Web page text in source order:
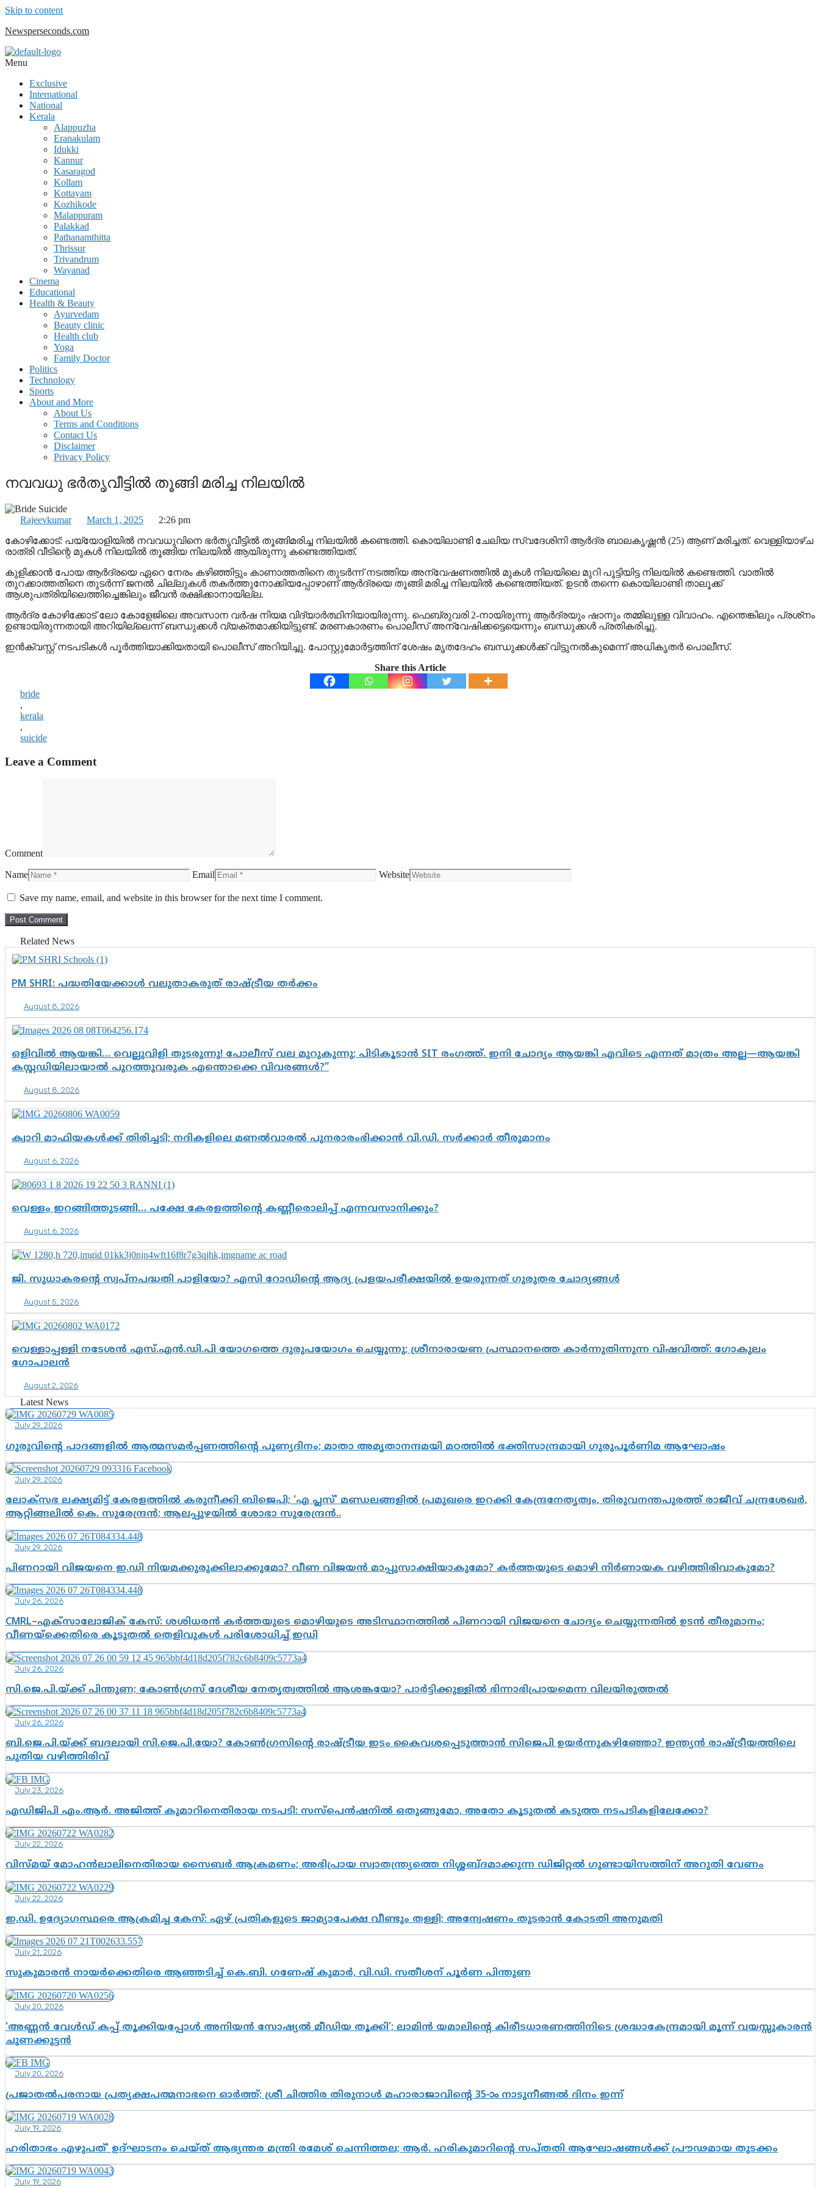
Skip to content
Newsperseconds.com
Menu
Exclusive
International
National
Kerala
Alappuzha
Eranakulam
Idukki
Kannur
Kasaragod
Kollam
Kottayam
Kozhikode
Malappuram
Palakkad
Pathanamthitta
Thrissur
Trivandrum
Wayanad
Cinema
Educational
Health & Beauty
Ayurvedam
Beauty clinic
Health club
Yoga
Family Doctor
Politics
Technology
Sports
About and More
About Us
Terms and Conditions
Contact Us
Disclaimer
Privacy Policy
നവവധു ഭർതൃവീട്ടിൽ തൂങ്ങി മരിച്ച നിലയിൽ
Rajeevkumar March 1, 2025
2:26 pm
കോഴിക്കോട്: പയ്യോളിയിൽ നവവധുവിനെ ഭർതൃവീട്ടിൽ തൂങ്ങിമരിച്ച നിലയിൽ കണ്ടെത്തി. കൊയിലാണ്ടി ചേലിയ സ്വദേശിനി ആർദ്ര ബാലകൃഷ്ണൻ (25) ആണ് മരിച്ചത്. വെള്ളിയാഴ്ച
രാത്രി വീടിന്റെ മുകൾ നിലയിൽ തൂങ്ങിയ നിലയിൽ ആയിരുന്നു കണ്ടെത്തിയത്.
കുളിക്കാന്‍ പോയ ആര്‍ദ്രയെ ഏറെ നേരം കഴിഞ്ഞിട്ടും കാണാത്തതിനെ തുടര്‍ന്ന് നടത്തിയ അന്വേഷണത്തില്‍ മുകള്‍ നിലയിലെ മുറി പൂട്ടിയിട്ട നിലയില്‍ കണ്ടെത്തി. വാതിൽ
തുറക്കാത്തതിനെ തുടർന്ന് ജനൽ ചില്ലുകൾ തകർത്തുനോക്കിയപ്പോഴാണ് ആർദ്രയെ തൂങ്ങി മരിച്ച നിലയിൽ കണ്ടെത്തിയത്. ഉടൻ തന്നെ കൊയിലാണ്ടി താലൂക്ക്
ആശുപത്രിയിലെത്തിച്ചെങ്കിലും ജീവൻ രക്ഷിക്കാനായില്ല.
ആർദ്ര കോഴിക്കോട് ലോ കോളേജിലെ അവസാന വർഷ നിയമ വിദ്യാർത്ഥിനിയായിരുന്നു. ഫെബ്രുവരി 2-നായിരുന്നു ആർദ്രയും ഷാനും തമ്മിലുള്ള വിവാഹം. എന്തെങ്കിലും പ്രശ്‌നം
ഉണ്ടായിരുന്നതായി അറിയില്ലെന്ന് ബന്ധുക്കൾ വ്യക്തമാക്കിയിട്ടുണ്ട്. മരണകാരണം പൊലീസ് അന്വേഷിക്കട്ടെയെന്നും ബന്ധുക്കള്‍ പ്രതികരിച്ചു.
ഇൻക്വസ്റ്റ് നടപടികൾ പൂർത്തിയാക്കിയതായി പൊലീസ് അറിയിച്ചു. പോസ്റ്റുമോർട്ടത്തിന് ശേഷം മൃതദേഹം ബന്ധുക്കൾക്ക് വിട്ടുനൽകുമെന്ന് അധികൃതർ പൊലീസ്.
Share this Article
bride
,
kerala
,
suicide
Leave a Comment
Comment
Name Email Website
Save my name, email, and website in this browser for the next time I comment.
Related News
PM SHRI: പദ്ധതിയേക്കാൾ വലുതാകരുത് രാഷ്ട്രീയ തർക്കം
August 8, 2026
ഒളിവിൽ ആയങ്കി… വെല്ലുവിളി തുടരുന്നു! പോലീസ് വല മുറുകുന്നു; പിടികൂടാൻ SIT രംഗത്ത്. ഇനി ചോദ്യം ആയങ്കി എവിടെ എന്നത് മാത്രം അല്ല—ആയങ്കി
കസ്റ്റഡിയിലായാൽ പുറത്തുവരുക എന്തൊക്കെ വിവരങ്ങൾ?”
August 8, 2026
ക്വാറി മാഫിയകൾക്ക് തിരിച്ചടി; നദികളിലെ മണൽവാരൽ പുനരാരംഭിക്കാൻ വി.ഡി. സർക്കാർ തീരുമാനം
August 6, 2026
വെള്ളം ഇറങ്ങിത്തുടങ്ങി… പക്ഷേ കേരളത്തിന്റെ കണ്ണീരൊലിപ്പ് എന്നവസാനിക്കും?
August 6, 2026
ജി. സുധാകരന്റെ സ്വപ്നപദ്ധതി പാളിയോ? എസി റോഡിന്റെ ആദ്യ പ്രളയപരീക്ഷയിൽ ഉയരുന്നത് ഗുരുതര ചോദ്യങ്ങൾ
August 5, 2026
വെള്ളാപ്പള്ളി നടേശൻ എസ്.എൻ.ഡി.പി യോഗത്തെ ദുരുപയോഗം ചെയ്യുന്നു; ശ്രീനാരായണ പ്രസ്ഥാനത്തെ കാർന്നുതിന്നുന്ന വിഷവിത്ത്: ഗോകുലം
ഗോപാലൻ
August 2, 2026
Latest News
July 29, 2026
ഗുരുവിന്റെ പാദങ്ങളിൽ ആത്മസമർപ്പണത്തിന്റെ പുണ്യദിനം; മാതാ അമൃതാനന്ദമയി മഠത്തിൽ ഭക്തിസാന്ദ്രമായി ഗുരുപൂർണിമ ആഘോഷം
July 29, 2026
ലോക്സഭ ലക്ഷ്യമിട്ട് കേരളത്തിൽ കരുനീക്കി ബിജെപി; ‘എ പ്ലസ്’ മണ്ഡലങ്ങളിൽ പ്രമുഖരെ ഇറക്കി കേന്ദ്രനേതൃത്വം, തിരുവനന്തപുരത്ത് രാജീവ് ചന്ദ്രശേഖർ,
ആറ്റിങ്ങലിൽ കെ. സുരേന്ദ്രൻ; ആലപ്പുഴയിൽ ശോഭാ സുരേന്ദ്രൻ..
July 29, 2026
പിണറായി വിജയനെ ഇ.ഡി നിയമക്കുരുക്കിലാക്കുമോ? വീണ വിജയൻ മാപ്പുസാക്ഷിയാകുമോ? കർത്തയുടെ മൊഴി നിർണായക വഴിത്തിരിവാകുമോ?
July 26, 2026
CMRL–എക്‌സാലോജിക് കേസ്: ശശിധരൻ കർത്തയുടെ മൊഴിയുടെ അടിസ്ഥാനത്തിൽ പിണറായി വിജയനെ ചോദ്യം ചെയ്യുന്നതിൽ ഉടൻ തീരുമാനം;
വീണയ്‌ക്കെതിരെ കൂടുതൽ തെളിവുകൾ പരിശോധിച്ച് ഇഡി
July 26, 2026
സി.ജെ.പി.യ്ക്ക് പിന്തുണ; കോൺഗ്രസ് ദേശീയ നേതൃത്വത്തിൽ ആശങ്കയോ? പാർട്ടിക്കുള്ളിൽ ഭിന്നാഭിപ്രായമെന്ന വിലയിരുത്തൽ
July 26, 2026
ബി.ജെ.പി.യ്ക്ക് ബദലായി സി.ജെ.പി.യോ? കോൺഗ്രസിന്റെ രാഷ്ട്രീയ ഇടം കൈവശപ്പെടുത്താൻ സിജെപി ഉയർന്നുകഴിഞ്ഞോ? ഇന്ത്യൻ രാഷ്ട്രീയത്തിലെ
പുതിയ വഴിത്തിരിവ്
July 23, 2026
എഡിജിപി എം.ആർ. അജിത്ത് കുമാറിനെതിരായ നടപടി: സസ്പെൻഷനിൽ ഒതുങ്ങുമോ, അതോ കൂടുതൽ കടുത്ത നടപടികളിലേക്കോ?
July 22, 2026
വിസ്മയ് മോഹൻലാലിനെതിരായ സൈബർ ആക്രമണം; അഭിപ്രായ സ്വാതന്ത്ര്യത്തെ നിശ്ശബ്ദമാക്കുന്ന ഡിജിറ്റൽ ഗുണ്ടായിസത്തിന് അറുതി വേണം
July 22, 2026
ഇ.ഡി. ഉദ്യോഗസ്ഥരെ ആക്രമിച്ച കേസ്: ഏഴ് പ്രതികളുടെ ജാമ്യാപേക്ഷ വീണ്ടും തള്ളി; അന്വേഷണം തുടരാൻ കോടതി അനുമതി
July 21, 2026
സുകുമാരൻ നായർക്കെതിരെ ആഞ്ഞടിച്ച് കെ.ബി. ഗണേഷ് കുമാർ, വി.ഡി. സതീശന് പൂർണ പിന്തുണ
July 20, 2026
‘അണ്ണൻ വേൾഡ് കപ്പ് തൂക്കിയപ്പോൾ അനിയൻ സോഷ്യൽ മീഡിയ തൂക്കി’; ലാമിൻ യമാലിന്റെ കിരീടധാരണത്തിനിടെ ശ്രദ്ധാകേന്ദ്രമായി മൂന്ന് വയസ്സുകാരൻ
ചുണക്കുട്ടൻ
July 20, 2026
പ്രജാതൽപരനായ പ്രത്യക്ഷപത്മനാഭനെ ഓർത്ത്; ശ്രീ ചിത്തിര തിരുനാൾ മഹാരാജാവിന്റെ 35-ാം നാടുനീങ്ങൽ ദിനം ഇന്ന്
July 19, 2026
ഹരിതാഭം എഴുപത്’ ഉദ്ഘാടനം ചെയ്ത് ആഭ്യന്തര മന്ത്രി രമേശ് ചെന്നിത്തല; ആർ. ഹരികുമാറിന്റെ സപ്തതി ആഘോഷങ്ങൾക്ക് പ്രൗഢമായ തുടക്കം
July 19, 2026